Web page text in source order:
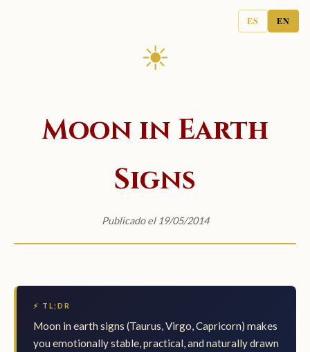
ES EN
☀
Moon in Earth
Signs
Publicado el 19/05/2014
⚡ TL;DR
Moon in earth signs (Taurus, Virgo, Capricorn) makes
you emotionally stable, practical, and naturally drawn